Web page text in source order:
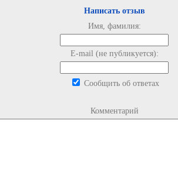
Написать отзыв
Имя, фамилия:
E-mail (не публикуется):
Сообщить об ответах
Комментарий